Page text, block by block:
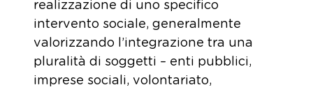
realizzazione di uno specifico
intervento sociale, generalmente
valorizzando l’integrazione tra una
pluralità di soggetti – enti pubblici,
imprese sociali, volontariato,